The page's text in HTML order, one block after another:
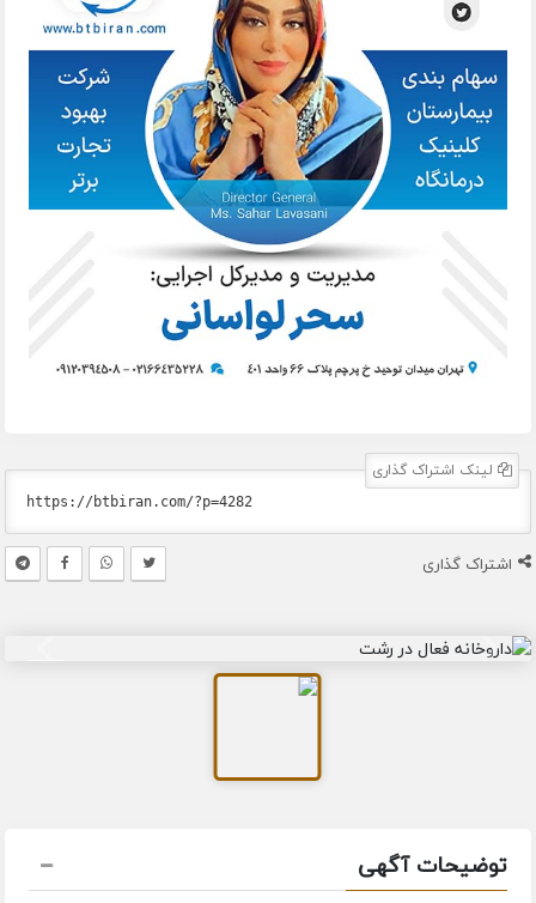
لینک اشتراک گذاری
اشتراک گذاری
توضیحات آگهی